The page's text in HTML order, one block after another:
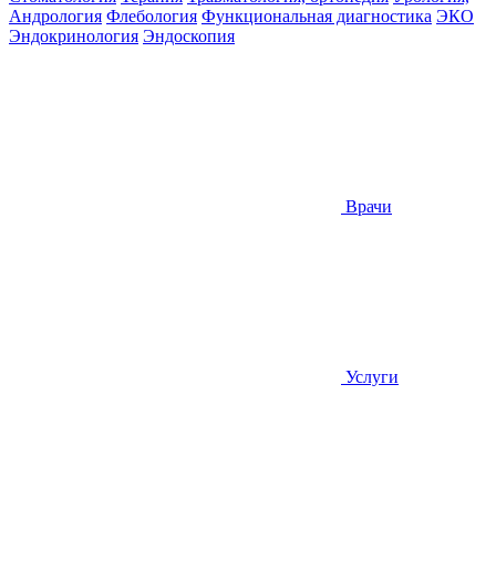
Андрология Флебология Функциональная диагностика ЭКО
Эндокринология Эндоскопия
Врачи
Услуги